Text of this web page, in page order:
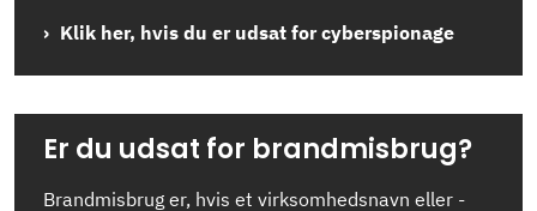
Klik her, hvis du er udsat for cyberspionage
Er du udsat for brandmisbrug?
Brandmisbrug er, hvis et virksomhedsnavn eller -